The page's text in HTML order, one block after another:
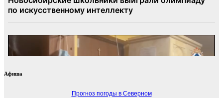
Афиша
Прогноз погоды в Северном